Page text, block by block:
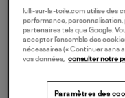
lulli-sur-la-toile.com utilise des
performance,
partenaires tels que Google.
accepter l’ensemble des
nécessaires (« Continuer sans
vos données, consulter notre
Paramètres des